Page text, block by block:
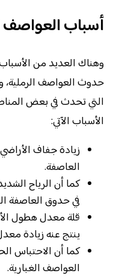
أسباب العواصف
وهناك العديد من
حدوث العواصف الرملية،
التي تحدث في بعض
الأسباب الآتي:
زيادة جفاف
العاصفة.
كما أن الرياح
في حدوق العاصفة
قلة معدل هطول
ينتج عنه زيادة
كما أن الاحتباس
العواصف الغبارية.